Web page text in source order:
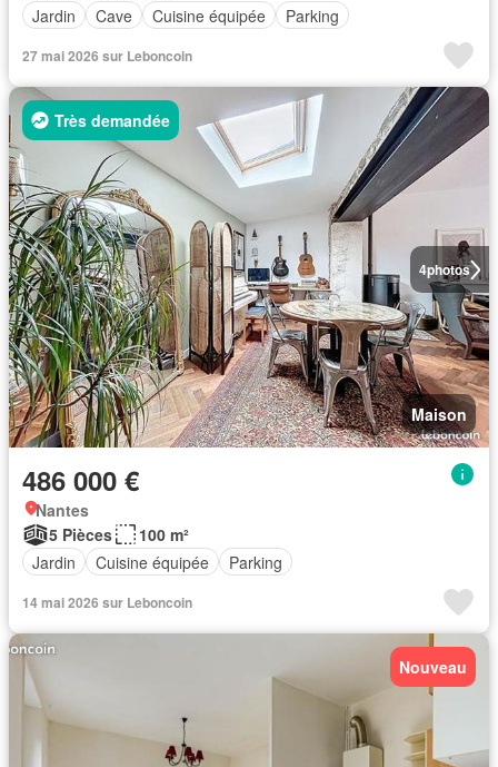
Jardin
Cave Cuisine équipée Parking
27 mai 2026 sur Leboncoin
4photos
Très demandée
Maison
486 000 €
Nantes
5 Pièces
100 m²
Jardin
Cuisine équipée Parking
14 mai 2026 sur Leboncoin
Nouveau